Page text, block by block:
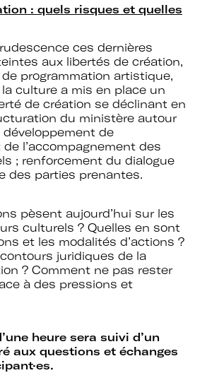
le bulletin
+ Université + Culture,
d’informations suivies et
sur l’action culturelle dans
de l’enseignement
avec les acteurs des
culturelles dans les
et avec des
: quels risques et quelles
ces dernières
aux libertés de création,
programmation artistique,
culture a mis en place un
de création se déclinant en
du ministère autour
développement de
de l’accompagnement des
; renforcement du dialogue
des parties prenantes.
pèsent aujourd’hui sur les
culturels ? Quelles en sont
et les modalités d’actions ?
juridiques de la
? Comment ne pas rester
à des pressions et
heure sera suivi d’un
aux questions et échanges